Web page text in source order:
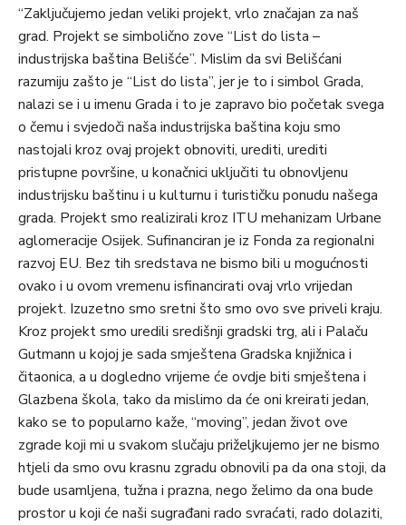
“Zaključujemo jedan veliki projekt, vrlo značajan za naš
grad. Projekt se simbolično zove “List do lista –
industrijska baština Belišće”. Mislim da svi Belišćani
razumiju zašto je “List do lista”, jer je to i simbol Grada,
nalazi se i u imenu Grada i to je zapravo bio početak svega
o čemu i svjedoči naša industrijska baština koju smo
nastojali kroz ovaj projekt obnoviti, urediti, urediti
pristupne površine, u konačnici uključiti tu obnovljenu
industrijsku baštinu i u kulturnu i turističku ponudu našega
grada. Projekt smo realizirali kroz ITU mehanizam Urbane
aglomeracije Osijek. Sufinanciran je iz Fonda za regionalni
razvoj EU. Bez tih sredstava ne bismo bili u mogućnosti
ovako i u ovom vremenu isfinancirati ovaj vrlo vrijedan
projekt. Izuzetno smo sretni što smo ovo sve priveli kraju.
Kroz projekt smo uredili središnji gradski trg, ali i Palaču
Gutmann u kojoj je sada smještena Gradska knjižnica i
čitaonica, a u dogledno vrijeme će ovdje biti smještena i
Glazbena škola, tako da mislimo da će oni kreirati jedan,
kako se to popularno kaže, “moving”, jedan život ove
zgrade koji mi u svakom slučaju priželjkujemo jer ne bismo
htjeli da smo ovu krasnu zgradu obnovili pa da ona stoji, da
bude usamljena, tužna i prazna, nego želimo da ona bude
prostor u koji će naši sugrađani rado svraćati, rado dolaziti,